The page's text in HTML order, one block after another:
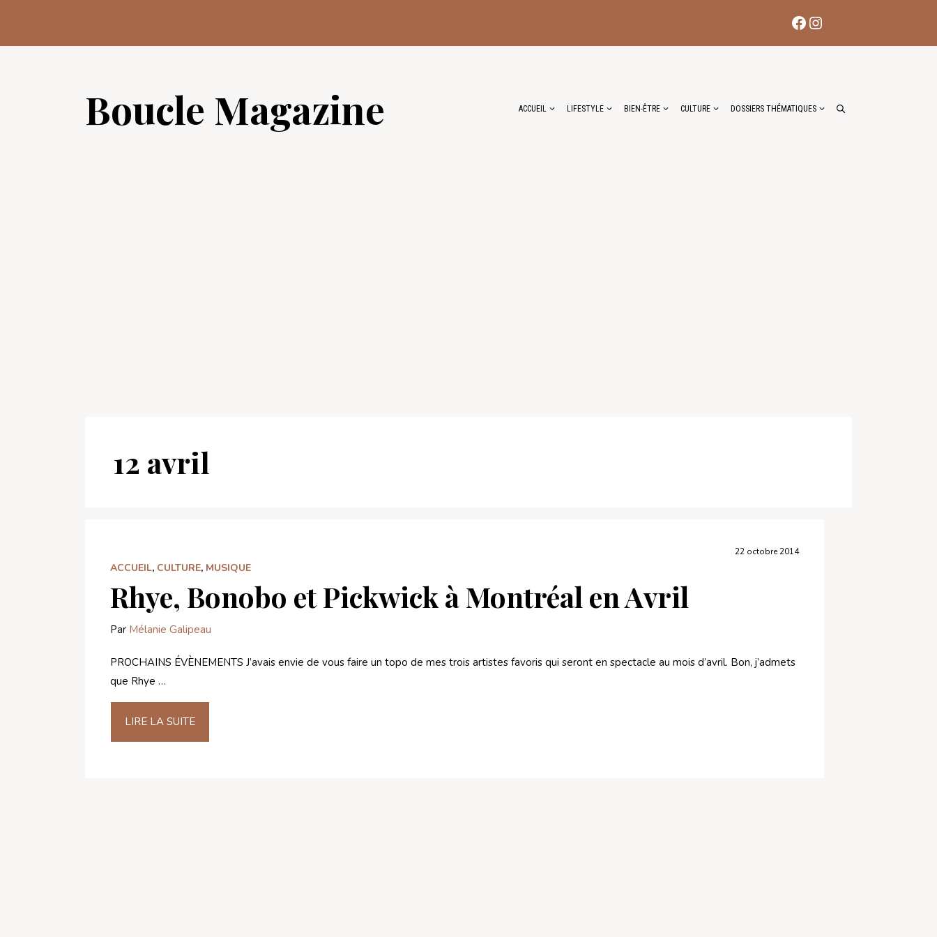
contenu
Facebook
Instagram
Boucle Magazine ACCUEIL LIFESTYLE BIEN-ÊTRE CULTURE DOSSIERS THÉMATIQUES
12 avril
22 octobre 2014
ACCUEIL, CULTURE, MUSIQUE
Rhye, Bonobo et Pickwick à Montréal en Avril
Par Mélanie Galipeau
PROCHAINS ÉVÈNEMENTS J’avais envie de vous faire un topo de mes trois artistes favoris qui seront en spectacle au mois d’avril. Bon, j’admets
que Rhye …
LIRE LA SUITE